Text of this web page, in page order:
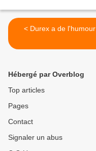
< Durex a de l'humour
Hébergé par Overblog
Top articles
Pages
Contact
Signaler un abus